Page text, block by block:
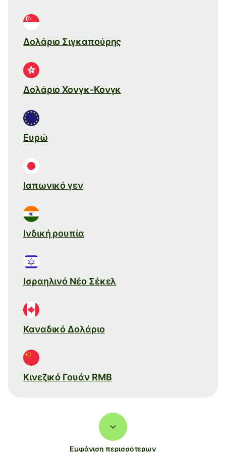
Δολάριο Σιγκαπούρης
Δολάριο Χονγκ-Κονγκ
Ευρώ
Ιαπωνικό γεν
Ινδική ρουπία
Ισραηλινό Νέο Σέκελ
Καναδικό Δολάριο
Κινεζικό Γουάν RMB
Εμφάνιση περισσότερων